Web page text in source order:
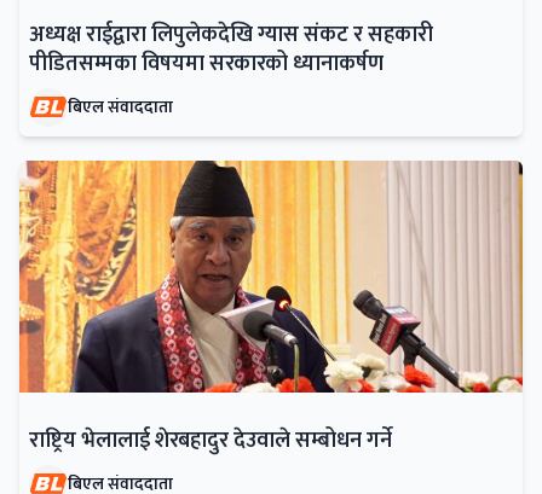
अध्यक्ष राईद्वारा लिपुलेकदेखि ग्यास संकट र सहकारी
पीडितसम्मका विषयमा सरकारको ध्यानाकर्षण
बिएल संवाददाता
राष्ट्रिय भेलालाई शेरबहादुर देउवाले सम्बोधन गर्ने
बिएल संवाददाता